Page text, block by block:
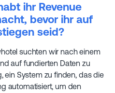
ihr Revenue
bevor ihr auf
seid?
suchten wir nach einem
auf fundierten Daten zu
ein System zu finden, das die
automatisiert, um den